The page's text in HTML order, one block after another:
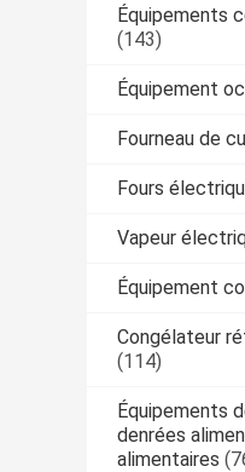
Équipements
(143)
Équipement
Fourneau de
Fours
Vapeur
Équipement
Congélateur
(114)
Équipements
denrées
alimentaires